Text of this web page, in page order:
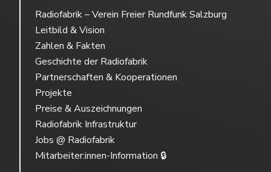
Radiofabrik – Verein Freier Rundfunk Salzburg
Leitbild & Vision
Zahlen & Fakten
Geschichte der Radiofabrik
Partnerschaften & Kooperationen
Projekte
Preise & Auszeichnungen
Radiofabrik Infrastruktur
Jobs @ Radiofabrik
Mitarbeiter:innen-Information 🔒